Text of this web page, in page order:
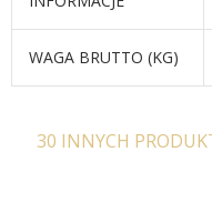
WAGA BRUTTO (KG)
30 INNYCH